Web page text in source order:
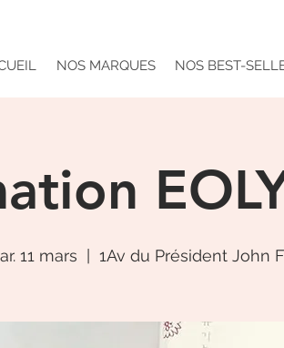
NOS MARQUES NOS BEST-
11 mars 1Av du Président John